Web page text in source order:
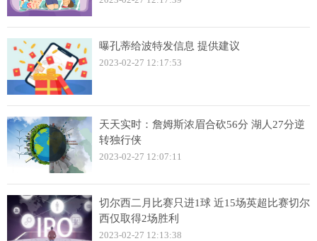
曝孔蒂给波特发信息 提供建议
2023-02-27 12:17:53
天天实时：詹姆斯浓眉合砍56分 湖人27分逆
转独行侠
2023-02-27 12:07:11
切尔西二月比赛只进1球 近15场英超比赛切尔
西仅取得2场胜利
2023-02-27 12:13:38